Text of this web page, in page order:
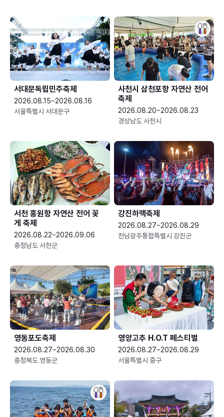
서대문독립민주축제
2026.08.15~2026.08.16
서울특별시 서대문구
사천시 삼천포항 자연산 전어
축제
2026.08.20~2026.08.23
경상남도 사천시
서천 홍원항 자연산 전어 꽃
게 축제
2026.08.22~2026.09.06
충청남도 서천군
강진하맥축제
2026.08.27~2026.08.29
전남광주통합특별시 강진군
영동포도축제
2026.08.27~2026.08.30
충청북도 영동군
영양고추 H.O.T 페스티벌
2026.08.27~2026.08.29
서울특별시 중구